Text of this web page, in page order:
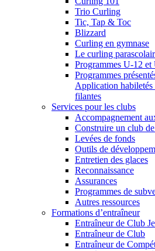
Trio Curling
Tic, Tap & Toc
Blizzard
Curling en gymnase
Le curling
Programmes U-12 et
Programmes
Application
filantes
Services pour les clubs
Accompagnement
Construire un club
Levées de fonds
Outils de
Entretien des glaces
Reconnaissance
Assurances
Programmes de
Autres ressources
Formations d’entraîneur
Entraîneur de Club
Entraîneur de Club
Entraîneur de